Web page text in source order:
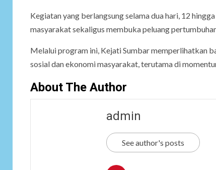
Kegiatan yang berlangsung selama dua hari, 12
masyarakat sekaligus membuka peluang
Melalui program ini, Kejati Sumbar memperlihatkan
sosial dan ekonomi masyarakat, terutama di
About The Author
admin
See author's posts